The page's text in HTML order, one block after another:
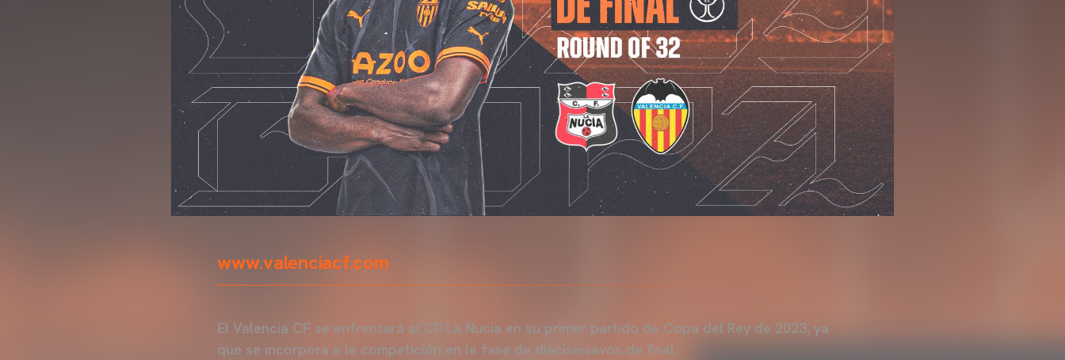
www.valenciacf.com
El Valencia CF se enfrentará al CF La Nucia en su primer partido de Copa del Rey de 2023, ya
que se incorpora a la competición en la fase de dieciseisavos de final.